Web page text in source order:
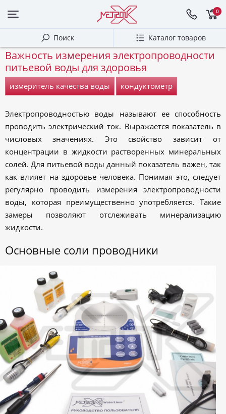
0
Поиск Каталог товаров
Важность измерения электропроводности
питьевой воды для здоровья
измеритель качества воды кондуктометр
Электропроводностью воды называют ее способность
проводить электрический ток. Выражается показатель в
числовых значениях. Это свойство зависит от
концентрации в жидкости растворенных минеральных
солей. Для питьевой воды данный показатель важен, так
как влияет на здоровье человека. Понимая это, следует
регулярно проводить измерения электропроводности
воды, которая преимущественно употребляется. Такие
замеры позволяют отслеживать минерализацию
жидкости.
Основные соли проводники